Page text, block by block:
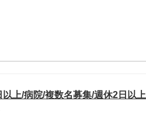
上/病院/複数名募集/週休2日以上